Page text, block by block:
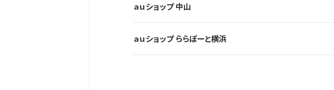
ａｕショップ 中山
ａｕショップ ららぽーと横浜